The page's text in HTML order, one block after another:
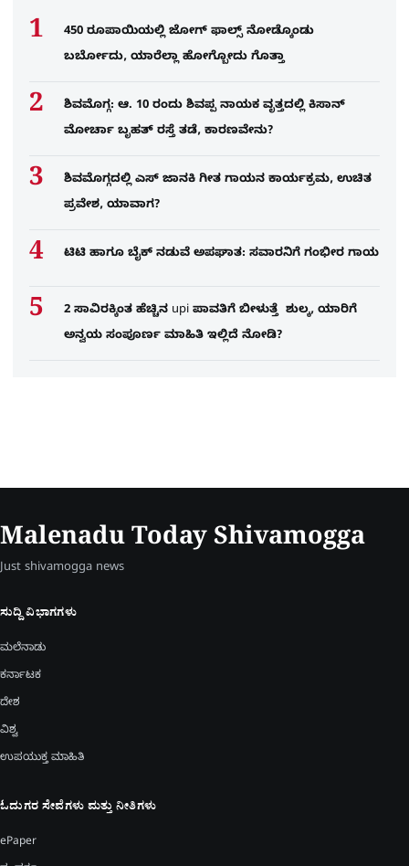
450 ರೂಪಾಯಿಯಲ್ಲಿ ಜೋಗ್​ ಫಾಲ್ಸ್​ ನೋಡ್ಕೊಂಡು
ಬರ್ಬೋದು, ಯಾರೆಲ್ಲಾ ಹೋಗ್ಬೋದು ಗೊತ್ತಾ
ಶಿವಮೊಗ್ಗ: ಆ. 10 ರಂದು ಶಿವಪ್ಪ ನಾಯಕ ವೃತ್ತದಲ್ಲಿ ಕಿಸಾನ್
ಮೋರ್ಚಾ ಬೃಹತ್ ರಸ್ತೆ ತಡೆ, ಕಾರಣವೇನು?
ಶಿವಮೊಗ್ಗದಲ್ಲಿ ಎಸ್​ ಜಾನಕಿ ಗೀತ ಗಾಯನ ಕಾರ್ಯಕ್ರಮ, ಉಚಿತ
ಪ್ರವೇಶ, ಯಾವಾಗ?
ಟಿಟಿ ಹಾಗೂ ಬೈಕ್ ನಡುವೆ ಅಪಘಾತ: ಸವಾರನಿಗೆ ಗಂಭೀರ ಗಾಯ
2 ಸಾವಿರಕ್ಕಿಂತ ಹೆಚ್ಚಿನ upi ಪಾವತಿಗೆ ಬೀಳುತ್ತೆ ಶುಲ್ಕ, ಯಾರಿಗೆ
ಅನ್ವಯ ಸಂಪೂರ್ಣ ಮಾಹಿತಿ ಇಲ್ಲಿದೆ ನೋಡಿ?
Malenadu Today Shivamogga
Just shivamogga news
ಸುದ್ದಿ ವಿಭಾಗಗಳು
ಮಲೆನಾಡು
ಕರ್ನಾಟಕ
ದೇಶ
ವಿಶ್ವ
ಉಪಯುಕ್ತ ಮಾಹಿತಿ
ಓದುಗರ ಸೇವೆಗಳು ಮತ್ತು ನೀತಿಗಳು
ePaper